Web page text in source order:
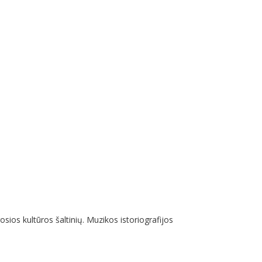
kultūros šaltinių. Muzikos istoriografijos